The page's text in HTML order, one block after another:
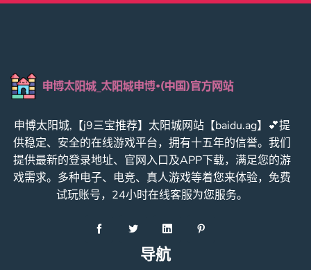
申博太阳城,【j9三宝推荐】太阳城网站【baidu.ag】💕提
供稳定、安全的在线游戏平台，拥有十五年的信誉。我们
提供最新的登录地址、官网入口及APP下载，满足您的游
戏需求。多种电子、电竞、真人游戏等着您来体验，免费
试玩账号，24小时在线客服为您服务。
导航